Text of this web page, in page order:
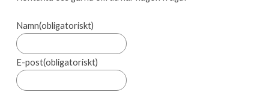
Namn(obligatoriskt)
E-post(obligatoriskt)